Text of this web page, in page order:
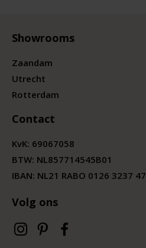
Showrooms
Zaandam
Utrecht
Rotterdam
Contact
KvK: 69067058
BTW: NL857714545B01
IBAN: NL21 RABO 0126 3237 47
Volg ons